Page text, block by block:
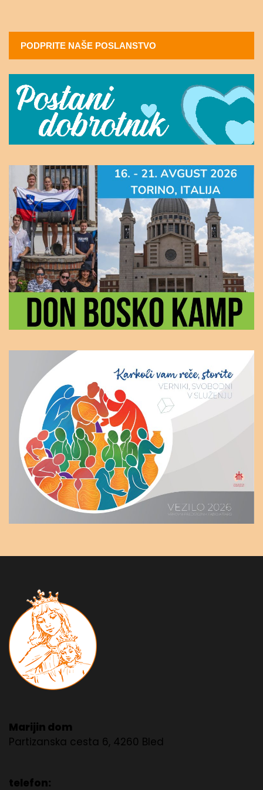
PODPRITE NAŠE POSLANSTVO
Marijin dom
Partizanska cesta 6, 4260 Bled
telefon: